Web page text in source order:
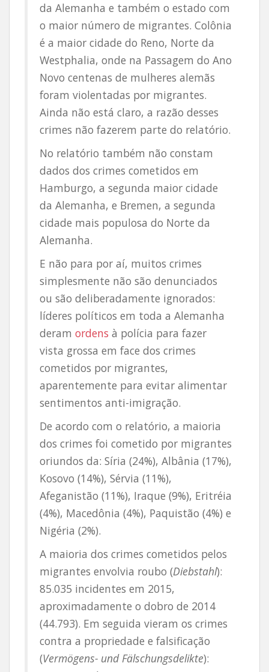
da Alemanha e também o estado com
o maior número de migrantes. Colônia
é a maior cidade do Reno, Norte da
Westphalia, onde na Passagem do Ano
Novo centenas de mulheres alemãs
foram violentadas por migrantes.
Ainda não está claro, a razão desses
crimes não fazerem parte do relatório.
No relatório também não constam
dados dos crimes cometidos em
Hamburgo, a segunda maior cidade
da Alemanha, e Bremen, a segunda
cidade mais populosa do Norte da
Alemanha.
E não para por aí, muitos crimes
simplesmente não são denunciados
ou são deliberadamente ignorados:
líderes políticos em toda a Alemanha
deram ordens à polícia para fazer
vista grossa em face dos crimes
cometidos por migrantes,
aparentemente para evitar alimentar
sentimentos anti-imigração.
De acordo com o relatório, a maioria
dos crimes foi cometido por migrantes
oriundos da: Síria (24%), Albânia (17%),
Kosovo (14%), Sérvia (11%),
Afeganistão (11%), Iraque (9%), Eritréia
(4%), Macedônia (4%), Paquistão (4%) e
Nigéria (2%).
A maioria dos crimes cometidos pelos
migrantes envolvia roubo (Diebstahl):
85.035 incidentes em 2015,
aproximadamente o dobro de 2014
(44.793). Em seguida vieram os crimes
contra a propriedade e falsificação
(Vermögens- und Fälschungsdelikte):